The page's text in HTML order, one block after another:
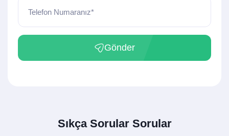
Telefon Numaranız*
Gönder
Sıkça Sorular Sorular